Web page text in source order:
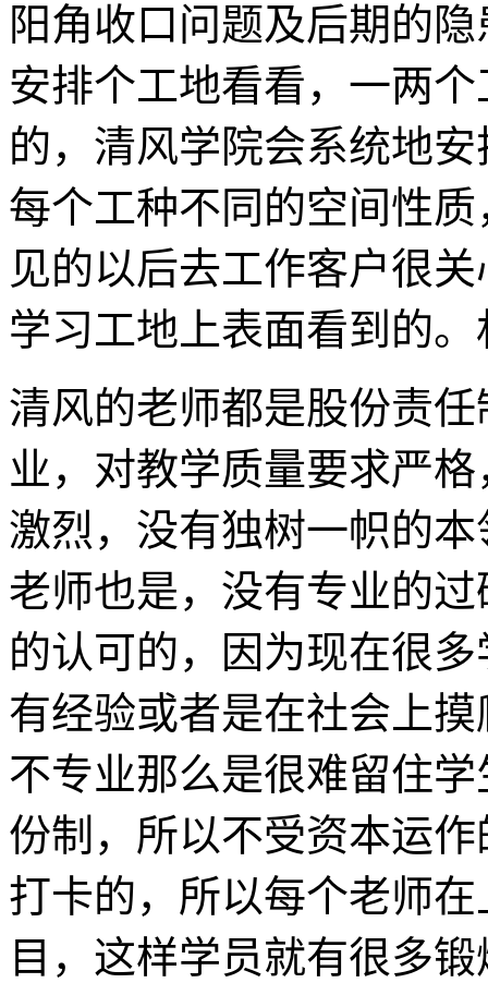
阳角收口问题及后期的
安排个工地看看，一两
的，清风学院会系统地
每个工种不同的空间性
见的以后去工作客户很
学习工地上表面看到的
清风的老师都是股份责
业，对教学质量要求严
激烈，没有独树一帜的
老师也是，没有专业的
的认可的，因为现在很
有经验或者是在社会上
不专业那么是很难留住
份制，所以不受资本运
打卡的，所以每个老师
目，这样学员就有很多